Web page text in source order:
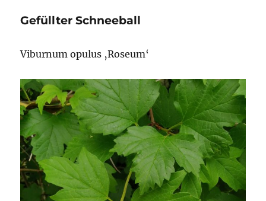
Gefüllter Schneeball
Viburnum opulus ‚Roseum‘